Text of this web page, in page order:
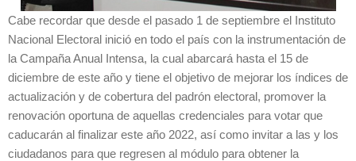
Cabe recordar que desde el pasado 1 de septiembre el Instituto
Nacional Electoral inició en todo el país con la instrumentación de
la Campaña Anual Intensa, la cual abarcará hasta el 15 de
diciembre de este año y tiene el objetivo de mejorar los índices de
actualización y de cobertura del padrón electoral, promover la
renovación oportuna de aquellas credenciales para votar que
caducarán al finalizar este año 2022, así como invitar a las y los
ciudadanos para que regresen al módulo para obtener la